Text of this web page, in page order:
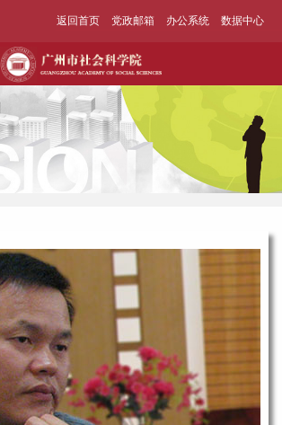
返回首页 党政邮箱 办公系统 数据中心